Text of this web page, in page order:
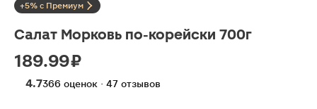
+5% с Премиум
Салат Морковь по-корейски 700г
189.99 ₽
4.7366 оценок · 47 отзывов